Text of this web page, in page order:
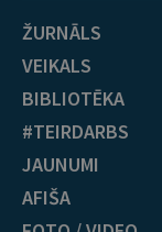
ŽURNĀLS
VEIKALS
BIBLIOTĒKA
#TEIRDARBS
JAUNUMI
AFIŠA